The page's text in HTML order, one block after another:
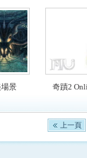
景 奇蹟2
上一頁